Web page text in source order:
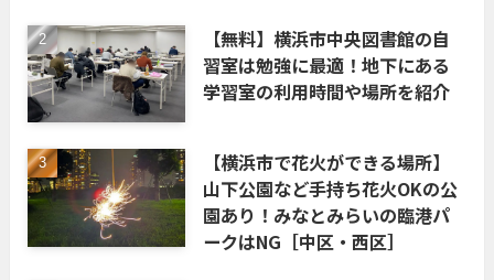
【無料】横浜市中央図書館の自
習室は勉強に最適！地下にある
学習室の利用時間や場所を紹介
【横浜市で花火ができる場所】
山下公園など手持ち花火OKの公
園あり！みなとみらいの臨港パ
ークはNG［中区・西区］